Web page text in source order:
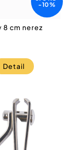
-10%
8 cm nerez
Detail